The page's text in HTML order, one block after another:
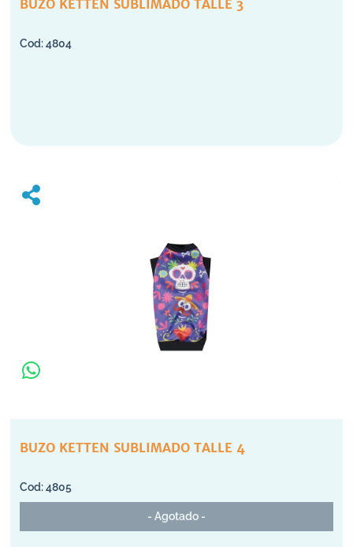
BUZO KETTEN SUBLIMADO TALLE 3
4804
BUZO KETTEN SUBLIMADO TALLE 4
4805
- Agotado -